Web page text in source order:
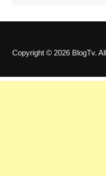
Copyright © 2026 BlogTv.